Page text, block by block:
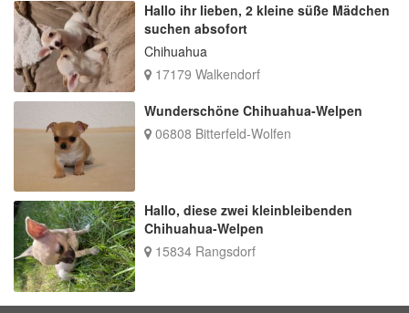
Hallo ihr lieben, 2 kleine süße Mädchen
suchen absofort
Chihuahua
17179 Walkendorf
Wunderschöne Chihuahua-Welpen
06808 Bitterfeld-Wolfen
Hallo, diese zwei kleinbleibenden
Chihuahua-Welpen
15834 Rangsdorf